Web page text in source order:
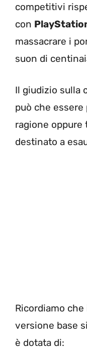
competitivi
con
massacrare i
suon di
Il giudizio sulla
può che
ragione
destinato a
Ricordiamo
versione base
è dotata di: